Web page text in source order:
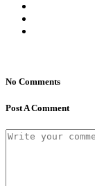
No Comments
Post A Comment